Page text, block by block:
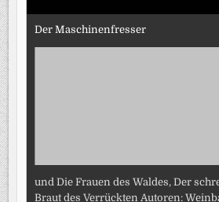
Der Maschinenfresser
und Die Frauen des Waldes, Der
Braut des Verrückten Autoren: